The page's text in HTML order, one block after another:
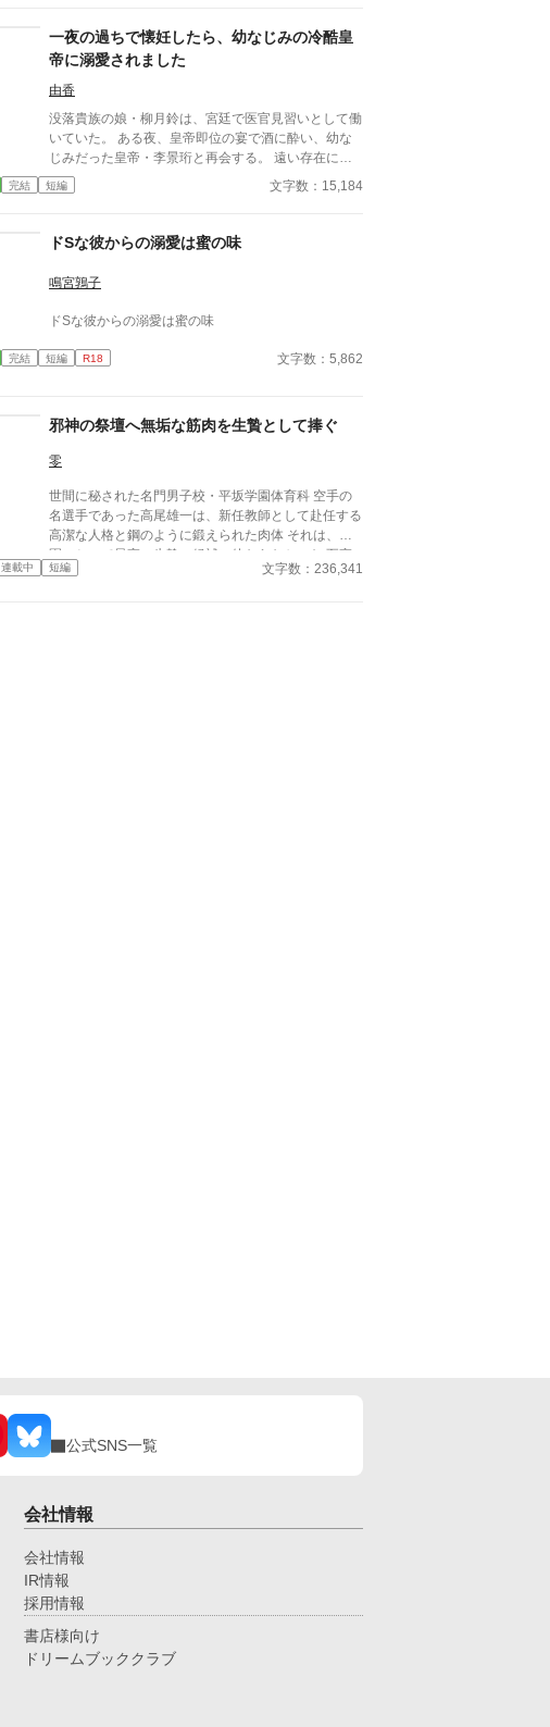
一夜の過ちで懐妊したら、幼なじみの冷酷皇
帝に溺愛されました
由香
没落貴族の娘・柳月鈴は、宮廷で医官見習いとして働
いていた。 ある夜、皇帝即位の宴で酒に酔い、幼な
じみだった皇帝・李景珩と再会する。 遠い存在にな
ったはずの彼。 けれど、その夜をきっかけに月鈴の
運命は大きく動き出す。 冷酷と恐れられる皇帝が、
完結 短編 文字数：15,184
ドSな彼からの溺愛は蜜の味
鳴宮鶉子
ドSな彼からの溺愛は蜜の味
完結 短編 R18 文字数：5,862
邪神の祭壇へ無垢な筋肉を生贄として捧ぐ
零
世間に秘された名門男子校・平坂学園体育科 空手の
名選手であった高尾雄一は、新任教師として赴任する
高潔な人格と鋼のように鍛えられた肉体 それは、学
園にとって最高の生贄の候補に他ならなかった 至高
の筋肉を持つ、精神を削られ意志をなくした青年を太
連載中 短編 文字数：236,341
公式SNS一覧
会社情報
会社情報
IR情報
採用情報
書店様向け
ドリームブッククラブ